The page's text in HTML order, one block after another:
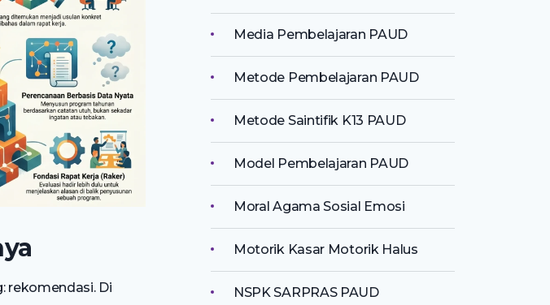
rekomendasi. Di
Media Pembelajaran PAUD
Metode Pembelajaran PAUD
Metode Saintifik K13 PAUD
Model Pembelajaran PAUD
Moral Agama Sosial Emosi
Motorik Kasar Motorik Halus
NSPK SARPRAS PAUD